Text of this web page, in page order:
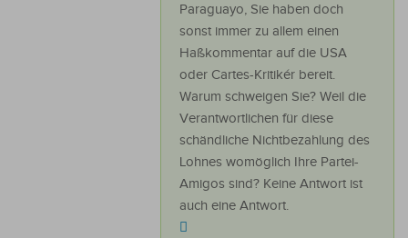
Paraguayo, Sie haben doch
sonst immer zu allem einen
Haßkommentar auf die USA
oder Cartes-Kritikér bereit.
Warum schweigen Sie? Weil die
Verantwortlichen für diese
schändliche Nichtbezahlung des
Lohnes womöglich Ihre Partei-
Amigos sind? Keine Antwort ist
auch eine Antwort.